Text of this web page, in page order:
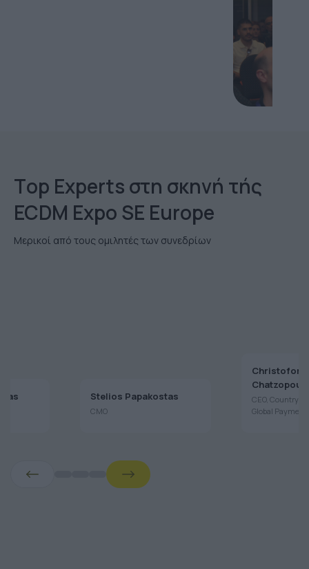
Τop Εxperts στη σκηνή τής
ECDM Expo SE Europe
Stelios Papakostas
CEO, Country